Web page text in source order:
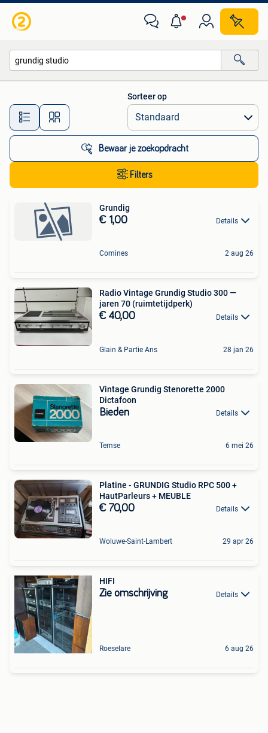
Alle afstanden…
Sorteer op
Bewaar je zoekopdracht
Filters
Grundig
€ 1,00 Details
Comines 2 aug 26
Radio Vintage Grundig Studio 300 —
jaren 70 (ruimtetijdperk)
€ 40,00 Details
Glain & Partie Ans 28 jan 26
Vintage Grundig Stenorette 2000
Dictafoon
Bieden Details
Temse 6 mei 26
Platine - GRUNDIG Studio RPC 500 +
HautParleurs + MEUBLE
€ 70,00 Details
Woluwe-Saint-Lambert 29 apr 26
HIFI
Zie omschrijving Details
Roeselare 6 aug 26